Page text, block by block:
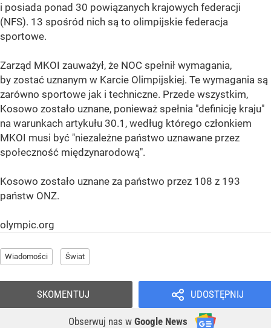
i posiada ponad 30 powiązanych krajowych federacji
(NFS). 13 spośród nich są to olimpijskie federacja
sportowe.
Zarząd MKOI zauważył, że NOC spełnił wymagania,
by zostać uznanym w Karcie Olimpijskiej. Te wymagania są
zarówno sportowe jak i techniczne. Przede wszystkim,
Kosowo zostało uznane, ponieważ spełnia "definicję kraju"
na warunkach artykułu 30.1, według którego członkiem
MKOI musi być "niezależne państwo uznawane przez
społeczność międzynarodową".
Kosowo zostało uznane za państwo przez 108 z 193
państw ONZ.
olympic.org
Wiadomości Świat
UDOSTĘPNIJ
Obserwuj nas w Google News
SKOMENTUJ